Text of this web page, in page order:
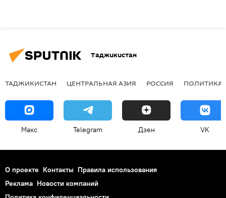
Таджикистан
ТАДЖИКИСТАН ЦЕНТРАЛЬНАЯ АЗИЯ РОССИЯ ПОЛИТИКА
Макс Telegram Дзен VK
О проекте Контакты Правила использования
Реклама Новости компаний